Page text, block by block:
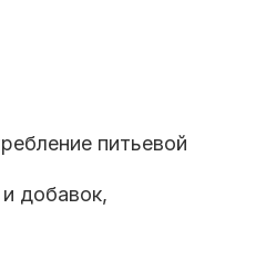
питьевой
добавок,